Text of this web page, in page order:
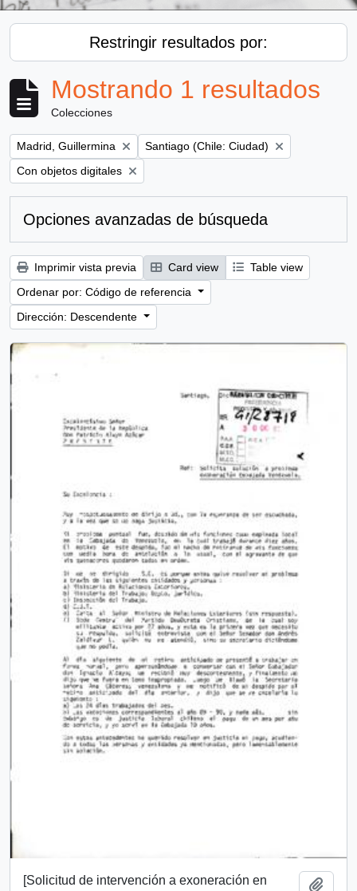
Restringir resultados por:
Mostrando 1 resultados
Colecciones
Remove filter:
Madrid, Guillermina Remove filter:
Santiago (Chile: Ciudad)
Remove filter:
Con objetos digitales
Opciones avanzadas de búsqueda
Imprimir vista previa Card view
Table view
Ordenar por: Código de referencia
Dirección: Descendente
[Solicitud de intervención a exoneración en